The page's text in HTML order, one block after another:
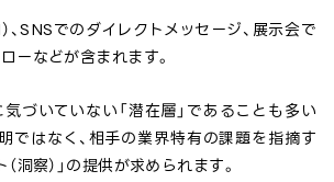
、SNSでのダイレクトメッセージ、展示会で
ーなどが含まれます。
づいていない「潜在層」であることも多い
ではなく、相手の業界特有の課題を指摘す
洞察）」の提供が求められます。